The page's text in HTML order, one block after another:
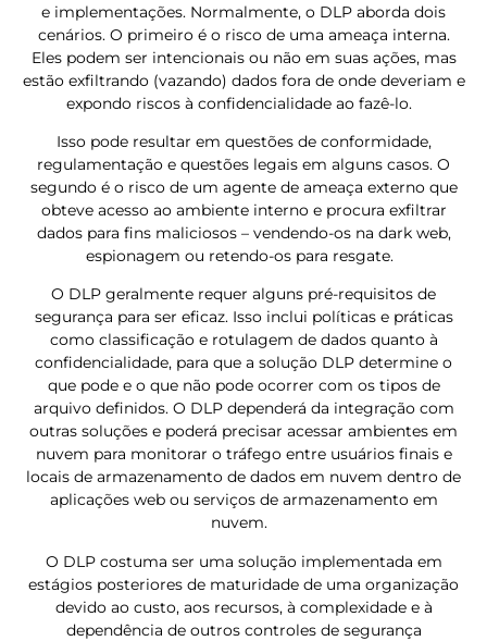
e implementações. Normalmente, o DLP aborda dois
cenários. O primeiro é o risco de uma ameaça interna.
Eles podem ser intencionais ou não em suas ações, mas
estão exfiltrando (vazando) dados fora de onde deveriam e
expondo riscos à confidencialidade ao fazê-lo.
Isso pode resultar em questões de conformidade,
regulamentação e questões legais em alguns casos. O
segundo é o risco de um agente de ameaça externo que
obteve acesso ao ambiente interno e procura exfiltrar
dados para fins maliciosos – vendendo-os na dark web,
espionagem ou retendo-os para resgate.
O DLP geralmente requer alguns pré-requisitos de
segurança para ser eficaz. Isso inclui políticas e práticas
como classificação e rotulagem de dados quanto à
confidencialidade, para que a solução DLP determine o
que pode e o que não pode ocorrer com os tipos de
arquivo definidos. O DLP dependerá da integração com
outras soluções e poderá precisar acessar ambientes em
nuvem para monitorar o tráfego entre usuários finais e
locais de armazenamento de dados em nuvem dentro de
aplicações web ou serviços de armazenamento em
nuvem.
O DLP costuma ser uma solução implementada em
estágios posteriores de maturidade de uma organização
devido ao custo, aos recursos, à complexidade e à
dependência de outros controles de segurança